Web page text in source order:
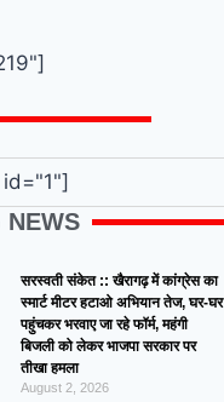
NEWS
सरस्वती संकेत :: खैरागढ़ में कांग्रेस का
स्मार्ट मीटर हटाओ अभियान तेज, घर-घर
पहुंचकर भरवाए जा रहे फॉर्म, महंगी
बिजली को लेकर भाजपा सरकार पर
तीखा हमला
August 2, 2026